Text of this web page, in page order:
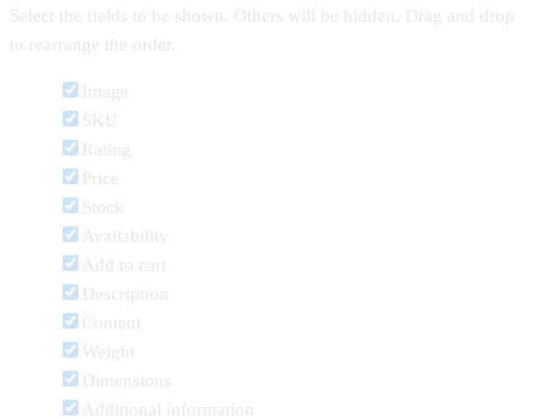
Select the fields to be shown. Others will be hidden. Drag and drop
to rearrange the order.
Image
SKU
Rating
Price
Stock
Availability
Add to cart
Description
Content
Weight
Dimensions
Additional information